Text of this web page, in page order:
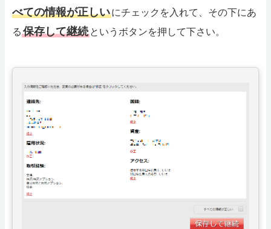
べての情報が正しいにチェックを入れて、その下にあ
る 保存して継続 というボタンを押して下さい。